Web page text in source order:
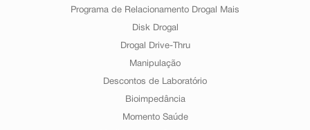
Programa de Relacionamento Drogal Mais
Disk Drogal
Drogal Drive-Thru
Manipulação
Descontos de Laboratório
Bioimpedância
Momento Saúde